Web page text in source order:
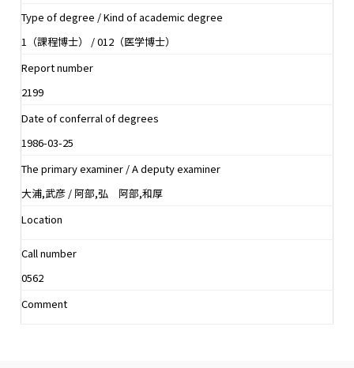
Type of degree / Kind of academic degree
1（課程博士） / 012（医学博士）
Report number
2199
Date of conferral of degrees
1986-03-25
The primary examiner / A deputy examiner
大浦,武彦 / 阿部,弘 阿部,和厚
Location
Call number
0562
Comment